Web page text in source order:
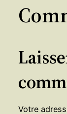
Votre